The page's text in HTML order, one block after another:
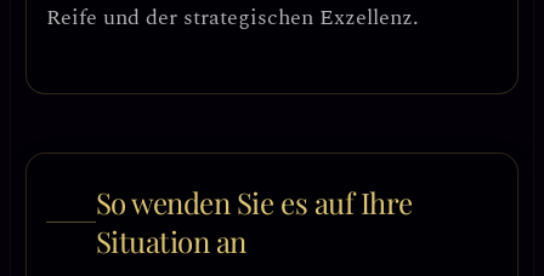
Reife und der strategischen Exzellenz.
So wenden Sie es auf Ihre
Situation an